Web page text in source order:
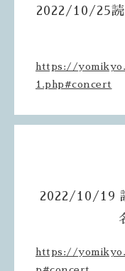
2022/10/25読
https://
1.php#concert
2022/10/19
https://